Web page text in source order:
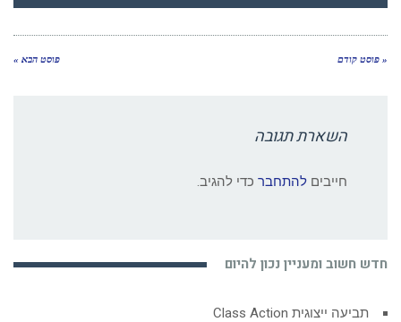
« פוסט קודם פוסט הבא »
השארת תגובה
חייבים להתחבר כדי להגיב.
חדש חשוב ומעניין נכון להיום
תביעה ייצוגית Class Action